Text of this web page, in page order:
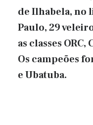
de Ilhabela, no
Paulo, 29
as classes ORC,
Os campeões
e Ubatuba.